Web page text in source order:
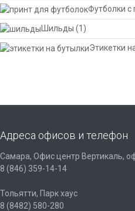
Футболки с
Шильды (1)
Этикетки
Адреса офисов и телефон
Самара, Офис центр Вертикаль,
8 (846) 359-14-14
Тольятти, Парк хаус
8 (8482) 580-280